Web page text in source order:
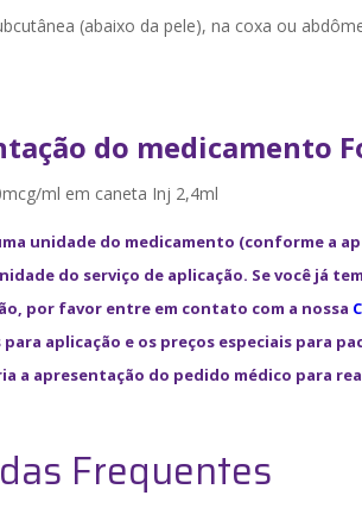
(abaixo da pele), na coxa ou
do medicamento
ml em caneta Inj 2,4ml
unidade do medicamento (conforme a
do serviço de aplicação. Se você já
por favor entre em contato com a nossa
aplicação e os preços especiais para
a apresentação do pedido médico para
Frequentes